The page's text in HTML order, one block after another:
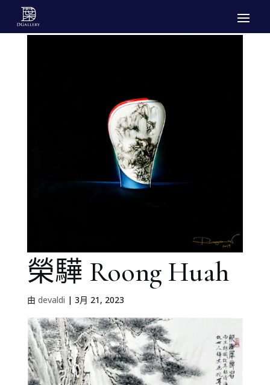
榮驊 Roong Huah
由 devaldi | 3月 21, 2023